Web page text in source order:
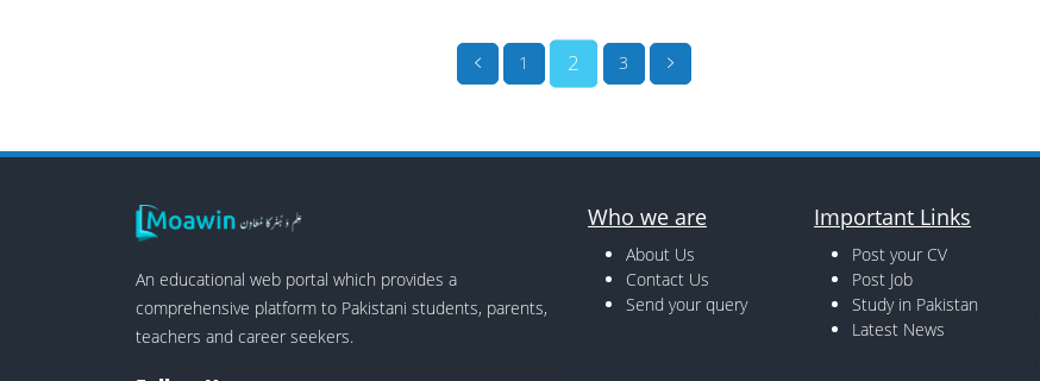
1 2 3
An educational web portal which provides a
comprehensive platform to Pakistani students, parents,
teachers and career seekers.
Who we are
About Us
Contact Us
Send your query
Important Links
Post your CV
Post Job
Study in Pakistan
Latest News